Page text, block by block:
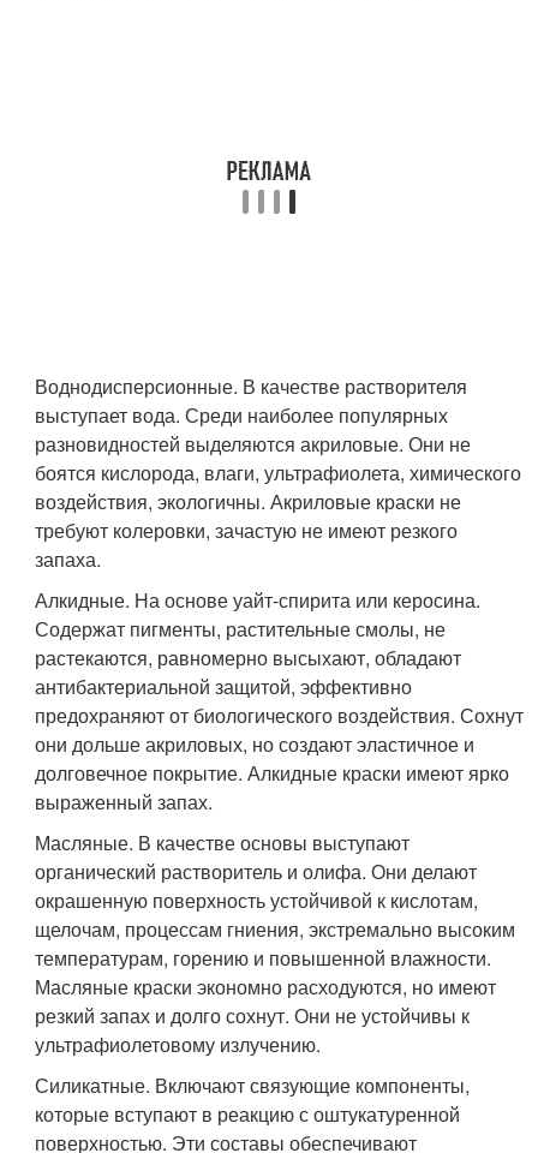
Воднодисперсионные. В качестве растворителя
выступает вода. Среди наиболее популярных
разновидностей выделяются акриловые. Они не
боятся кислорода, влаги, ультрафиолета, химического
воздействия, экологичны. Акриловые краски не
требуют колеровки, зачастую не имеют резкого
запаха.
Алкидные. На основе уайт-спирита или керосина.
Содержат пигменты, растительные смолы, не
растекаются, равномерно высыхают, обладают
антибактериальной защитой, эффективно
предохраняют от биологического воздействия. Сохнут
они дольше акриловых, но создают эластичное и
долговечное покрытие. Алкидные краски имеют ярко
выраженный запах.
Масляные. В качестве основы выступают
органический растворитель и олифа. Они делают
окрашенную поверхность устойчивой к кислотам,
щелочам, процессам гниения, экстремально высоким
температурам, горению и повышенной влажности.
Масляные краски экономно расходуются, но имеют
резкий запах и долго сохнут. Они не устойчивы к
ультрафиолетовому излучению.
Силикатные. Включают связующие компоненты,
которые вступают в реакцию с оштукатуренной
поверхностью. Эти составы обеспечивают